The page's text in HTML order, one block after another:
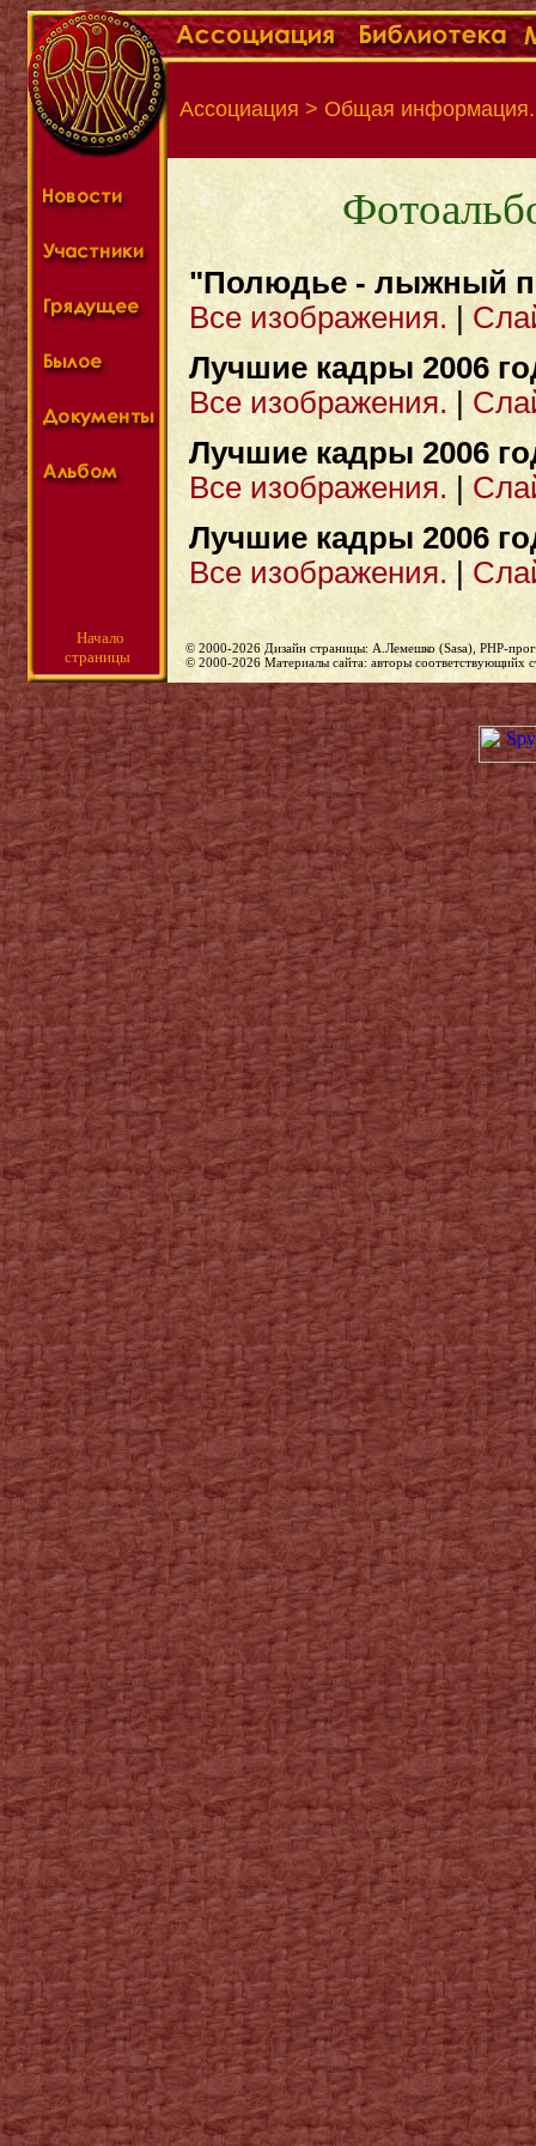
Ассоциация > Общая информация.
"Полюдье - лыжный
Все изображения.
Лучшие кадры 2006
Все изображения.|
Лучшие кадры 2006
Все изображения.|
Лучшие кадры 2006
Все изображения.|
Начало
страницы
© 2000-2026 Дизайн страницы: А.Лемешко (Sasa), PHP-
© 2000-2026 Материалы сайта: авторы соответствующийх